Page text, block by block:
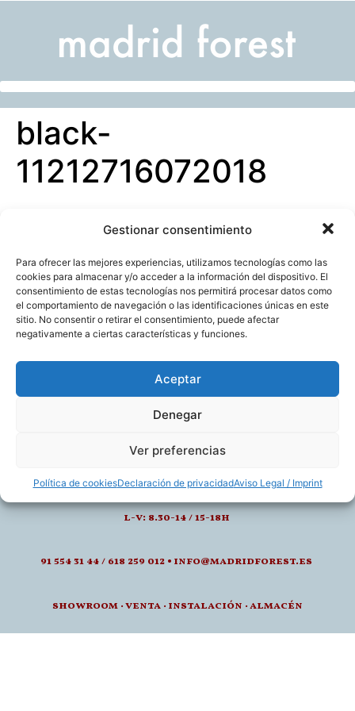
Gestionar consentimiento
Para ofrecer las mejores experiencias, utilizamos tecnologías como las
cookies para almacenar y/o acceder a la información del dispositivo. El
consentimiento de estas tecnologías nos permitirá procesar datos como
el comportamiento de navegación o las identificaciones únicas en este
sitio. No consentir o retirar el consentimiento, puede afectar
negativamente a ciertas características y funciones.
Aceptar
Denegar
Ver preferencias
Política de cookiesDeclaración de privacidadAviso Legal / Imprint
black-
11212716072018
l-v: 8.30-14 / 15-18h
91 554 31 44 / 618 259 012 • info@madridforest.es
showroom ·venta · instalación · almacén